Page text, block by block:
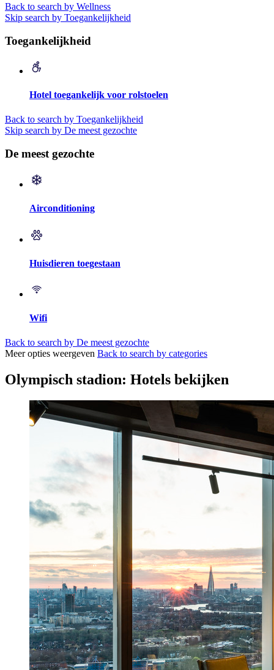
Back to search by Wellness
Skip search by Toegankelijkheid
Toegankelijkheid
Hotel toegankelijk voor rolstoelen
Back to search by Toegankelijkheid
Skip search by De meest gezochte
De meest gezochte
Airconditioning
Huisdieren toegestaan
Wifi
Back to search by De meest gezochte
Meer opties weergeven Back to search by categories
Olympisch stadion: Hotels bekijken